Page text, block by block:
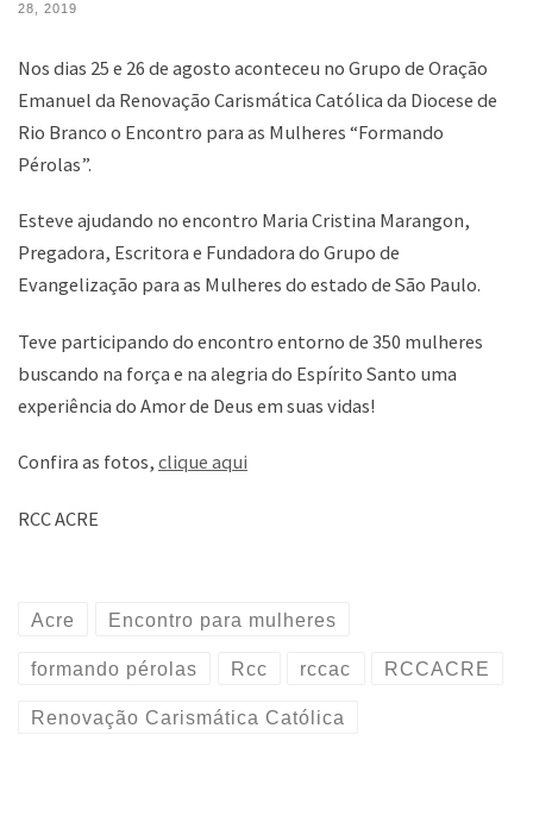
28, 2019
Nos dias 25 e 26 de agosto aconteceu no Grupo de Oração
Emanuel da Renovação Carismática Católica da Diocese de
Rio Branco o Encontro para as Mulheres “Formando
Pérolas”.
Esteve ajudando no encontro Maria Cristina Marangon,
Pregadora, Escritora e Fundadora do Grupo de
Evangelização para as Mulheres do estado de São Paulo.
Teve participando do encontro entorno de 350 mulheres
buscando na força e na alegria do Espírito Santo uma
experiência do Amor de Deus em suas vidas!
Confira as fotos, clique aqui
RCC ACRE
Acre Encontro para mulheres
formando pérolas Rcc rccac RCCACRE
Renovação Carismática Católica